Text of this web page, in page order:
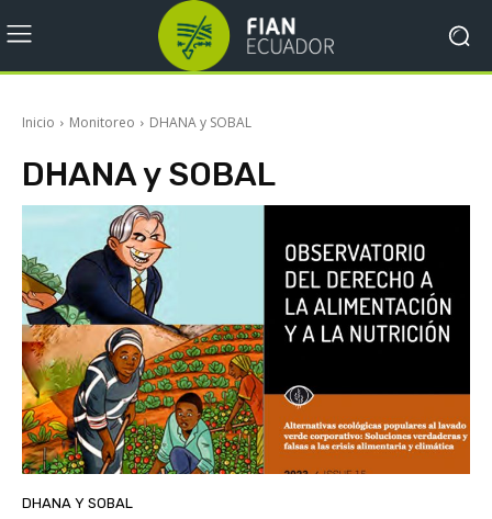
Inicio Monitoreo DHANA y SOBAL
DHANA y SOBAL
DHANA Y SOBAL